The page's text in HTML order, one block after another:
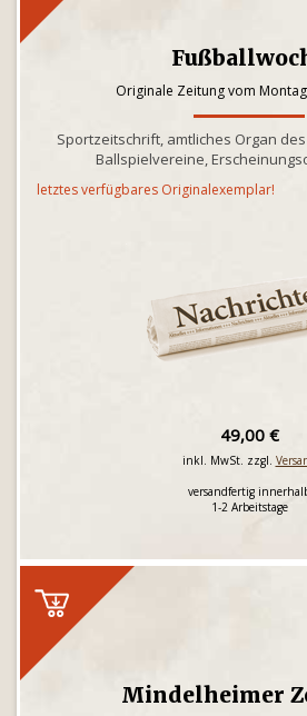
Originale Zeitung vom
Sportzeitschrift, amtliches Organ
Ballspielvereine,
letztes verfügbares Originalexemplar!
49,00 €
inkl. MwSt. zzgl.
versandfertig
1-2 Arbeitstage
Mindelheimer